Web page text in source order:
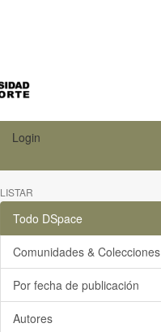
Login
LISTAR
Todo DSpace
Comunidades & Colecciones
Por fecha de publicación
Autores